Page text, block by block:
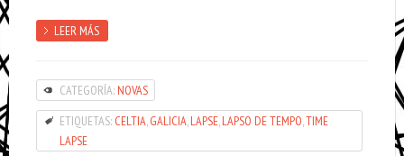
LEER MÁS
CATEGORÍA: NOVAS
ETIQUETAS: CELTIA,GALICIA,LAPSE,LAPSO DE TEMPO,TIME
LAPSE